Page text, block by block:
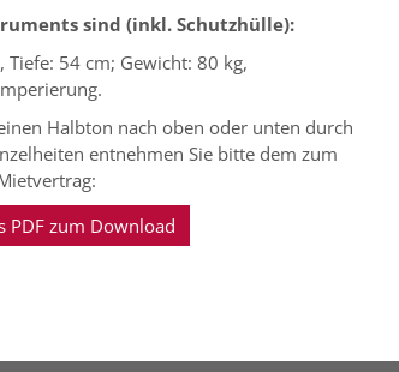
sind (inkl. Schutzhülle):
54 cm; Gewicht: 80 kg,
Halbton nach oben oder unten durch
entnehmen Sie bitte dem zum
PDF zum Download